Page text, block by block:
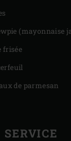
(mayonnaise
frisée
de parmesan
SERVICE